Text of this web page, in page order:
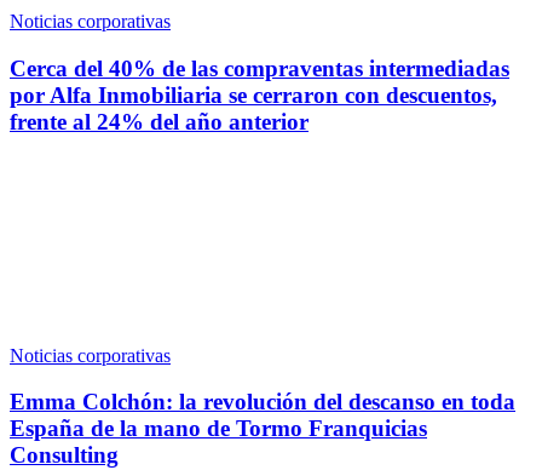
Noticias corporativas
Cerca del 40% de las compraventas intermediadas
por Alfa Inmobiliaria se cerraron con descuentos,
frente al 24% del año anterior
Noticias corporativas
Emma Colchón: la revolución del descanso en toda
España de la mano de Tormo Franquicias
Consulting